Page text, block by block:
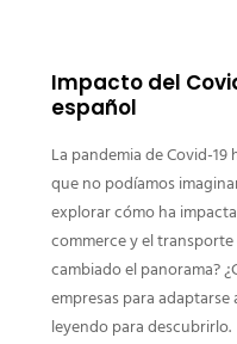
Impacto del
español
La pandemia de Covid-
que no podíamos
explorar cómo ha
commerce y el transporte
cambiado el panorama?
empresas para
leyendo para descubrirlo.